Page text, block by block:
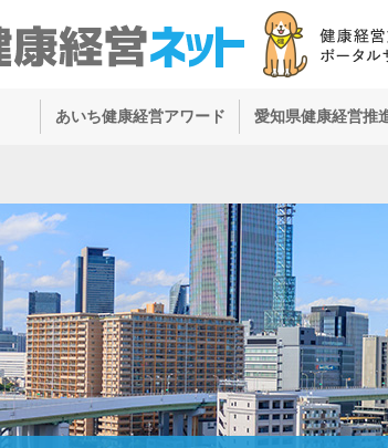
あいち健康経営アワード 愛知県健康経営推